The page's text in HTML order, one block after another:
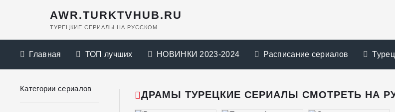
AWR.TURKTVHUB.RU
ТУРЕЦКИЕ СЕРИАЛЫ НА РУССКОМ
Главная ТОП лучших НОВИНКИ 2023-2024 Расписание сериалов
ДРАМЫ ТУРЕЦКИЕ СЕРИАЛЫ СМОТРЕТЬ НА
Категории сериалов